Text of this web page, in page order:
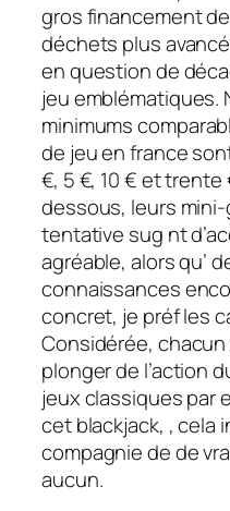
gros financement
déchets plus
en question de
jeu emblématiques.
minimums
de jeu en france
€, 5 €, 10 € et
dessous, leurs
tentative sug nt
agréable, alors qu’
connaissances
concret, je préf les
Considérée,
plonger de l’action
jeux classiques par
cet blackjack, , cela
compagnie de de
aucun.